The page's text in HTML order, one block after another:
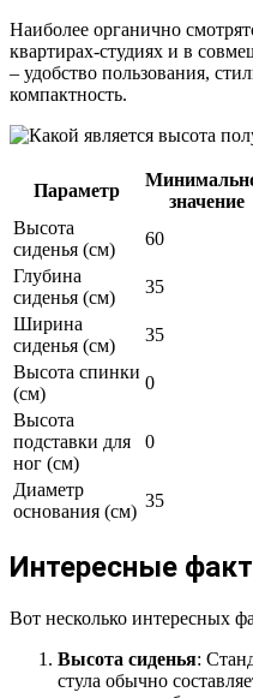
Наиболее органично
квартирах-студиях и в
– удобство пользования,
компактность.
Параметр
значение
Высота
сиденья (см)
60
Глубина
сиденья (см)
35
Ширина
сиденья (см)
35
Высота спинки
(см)
0
Высота
подставки для
ног (см)
0
Диаметр
основания (см)
35
Интересные
Вот несколько интересных
Высота сиденья:
стула обычно